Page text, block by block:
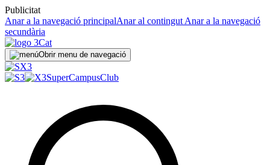
Publicitat
Anar a la navegació principalAnar al contingut Anar a la navegació
secundària
Obrir menu de navegació
SuperCampusClub